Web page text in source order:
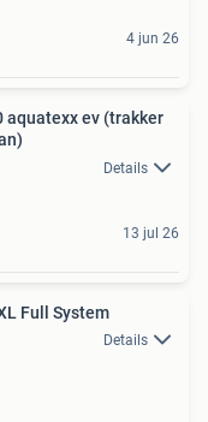
4 jun 26
aquatexx ev (trakker
Details
13 jul 26
Full System
Details